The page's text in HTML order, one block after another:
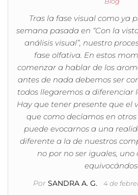
Tras la fase visual como ya
semana pasada en “Con la
análisis visual”, nuestro
fase olfativa. En estos
comenzar a hablar de los
antes de nada debemos ser
todos llegaremos a diferenciar
Hay que tener presente que el
que como decíamos en
puede evocarnos a una
diferente a la de nuestros
no por no ser iguales, uno
Por SANDRA A. G. 4 de